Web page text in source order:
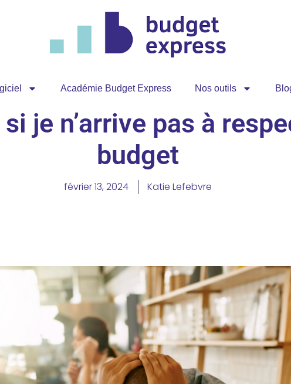
Académie Budget Express Nos outils
je n’arrive pas à
budget
février 13, 2024 Katie Lefebvre